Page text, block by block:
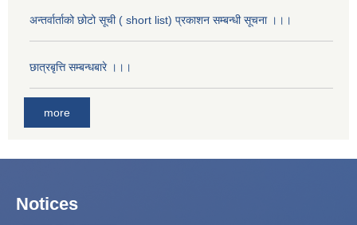
अन्तर्वार्ताको छोटो सूची ( short list) प्रकाशन सम्बन्धी सूचना ।।।
छात्रबृत्ति सम्बन्धबारे ।।।
more
Notices